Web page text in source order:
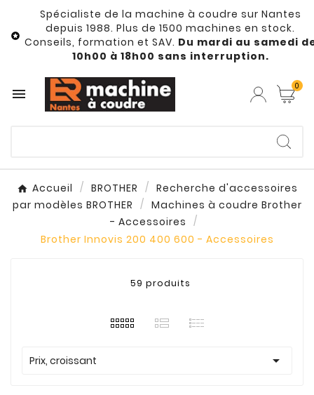

Spécialiste de la machine à coudre sur Nantes
depuis 1988. Plus de 1500 machines en stock.
Conseils, formation et SAV. Du mardi au samedi
10h00 à 18h00 sans interruption.
 0
Accueil BROTHER
Recherche d'accessoires
par modèles BROTHER
Machines à coudre Brother
- Accessoires
Brother Innovis 200 400 600 - Accessoires
59 produits
Prix, croissant 